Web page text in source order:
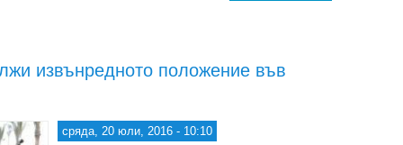
извънредното положение във
сряда, 20 юли, 2016 - 10:10